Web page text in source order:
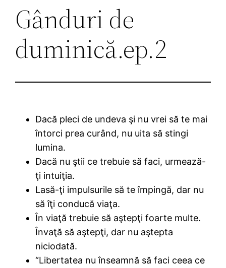
Gânduri de
duminică.ep.2
Dacă pleci de undeva şi nu vrei să te mai
întorci prea curând, nu uita să stingi
lumina.
Dacă nu ştii ce trebuie să faci, urmează-
ţi intuiţia.
Lasă-ţi impulsurile să te împingă, dar nu
să îţi conducă viaţa.
În viaţă trebuie să aştepţi foarte multe.
Învaţă să aştepţi, dar nu aştepta
niciodată.
“Libertatea nu înseamnă să faci ceea ce